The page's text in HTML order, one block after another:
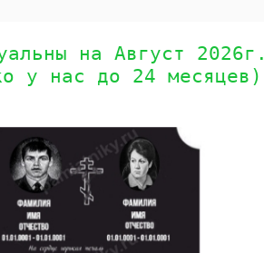
на Август 2026г.
у нас до 24 месяцев)